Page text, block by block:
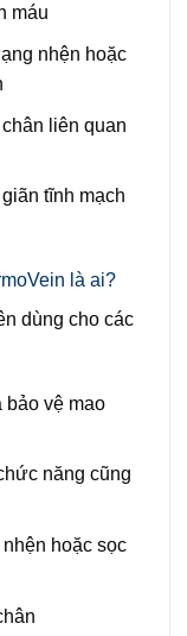
máu
nhện hoặc
liên quan
tĩnh mạch
là ai?
dùng cho các
bảo vệ mao
năng cũng
hoặc sọc